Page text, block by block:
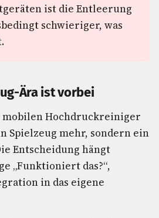
ist die Entleerung
schwieriger, was
Ära ist vorbei
Hochdruckreiniger
Spielzeug mehr, sondern ein
Entscheidung hängt
„Funktioniert das?“,
in das eigene